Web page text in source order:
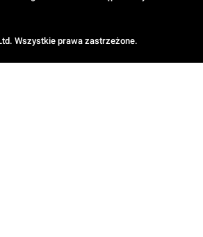
Wszystkie prawa zastrzeżone.